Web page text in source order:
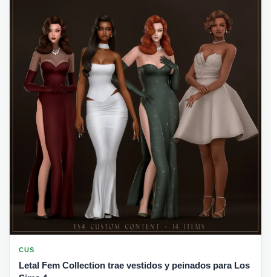
CUS
Letal Fem Collection trae vestidos y peinados para Los